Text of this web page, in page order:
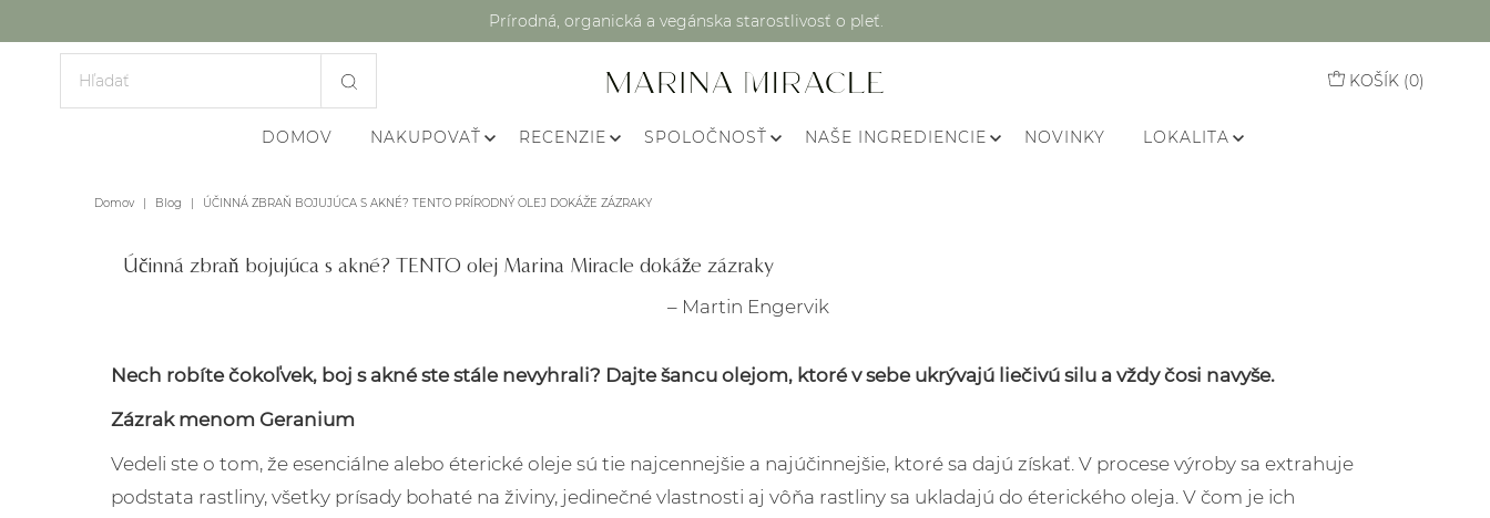
Prírodná, organická a vegánska starostlivosť o pleť.
KOŠÍK (0)
DOMOV NAKUPOVAŤ RECENZIE SPOLOČNOSŤ NAŠE INGREDIENCIE NOVINKY LOKALITA
Domov | Blog | ÚČINNÁ ZBRAŇ BOJUJÚCA S AKNÉ? TENTO PRÍRODNÝ OLEJ DOKÁŽE ZÁZRAKY
Účinná zbraň bojujúca s akné? TENTO olej Marina Miracle dokáže zázraky
– Martin Engervik
Nech robíte čokoľvek, boj s akné ste stále nevyhrali? Dajte šancu olejom, ktoré v sebe ukrývajú liečivú silu a vždy čosi navyše.
Zázrak menom Geranium
Vedeli ste o tom, že esenciálne alebo éterické oleje sú tie najcennejšie a najúčinnejšie, ktoré sa dajú získať. V procese výroby sa extrahuje
podstata rastliny, všetky prísady bohaté na živiny, jedinečné vlastnosti aj vôňa rastliny sa ukladajú do éterického oleja. V čom je ich